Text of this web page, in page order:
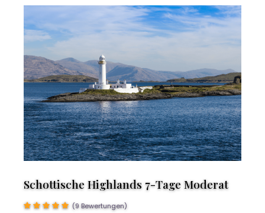
Schottische Highlands 7-Tage Moderat
(9 Bewertungen)